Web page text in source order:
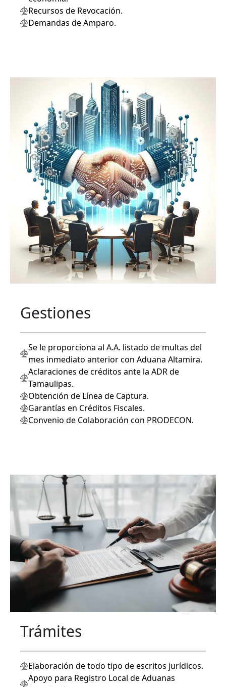
Recursos de Revocación.
Demandas de Amparo.
Gestiones
Se le proporciona al A.A. listado de multas del
mes inmediato anterior con Aduana Altamira.
Aclaraciones de créditos ante la ADR de
Tamaulipas.
Obtención de Línea de Captura.
Garantías en Créditos Fiscales.
Convenio de Colaboración con PRODECON.
Trámites
Elaboración de todo tipo de escritos jurídicos.
Apoyo para Registro Local de Aduanas